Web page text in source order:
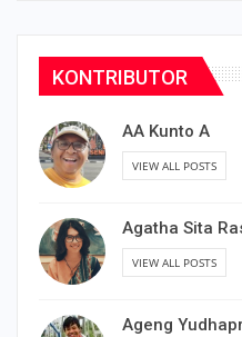
KONTRIBUTOR
AA Kunto A
VIEW ALL POSTS
Agatha Sita
VIEW ALL POSTS
Ageng